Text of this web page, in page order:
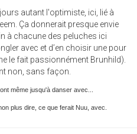
autant l'optimiste, ici, lié à
Ça donnerait presque envie
à chacune des peluches ici
avec et d’en choisir une pour
le fait passionnément Brunhild).
non, sans façon.
même jusqu'à danser avec...
plus dire, ce que ferait Nuu, avec.